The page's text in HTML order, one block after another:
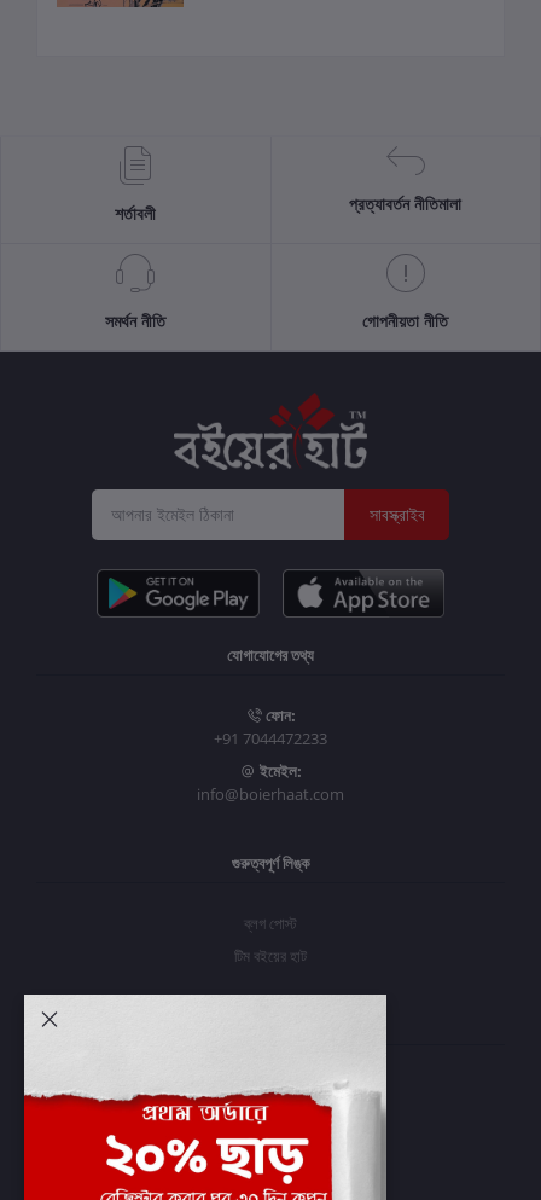
শর্তাবলী প্রত্যাবর্তন নীতিমালা
সমর্থন নীতি গোপনীয়তা নীতি
সাবস্ক্রাইব
যোগাযোগের তথ্য
ফোন:
+91 7044472233
ইমেইল:
info@boierhaat.com
গুরুত্বপূর্ণ লিঙ্ক
ব্লগ পোস্ট
টিম বইয়ের হাট
প্রবেশ করুন
অর্ডার ইতিহাস
আমার ইচ্ছাগুলি
অর্ডার ট্র্যাকিং